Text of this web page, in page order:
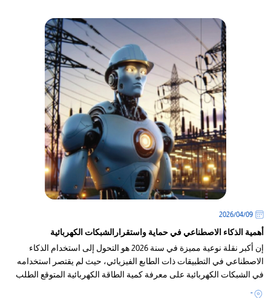
09‏/04‏/2026
أهمية الذكاء الاصطناعي في حماية واستقرارالشبكات الكهربائية
إن أكبر نقلة نوعية مميزة في سنة 2026 هو التحول إلى استخدام الذكاء
الاصطناعي في التطبيقات ذات الطابع الفيزيائي، حيث لم يقتصر استخدامه
في الشبكات الكهربائية على معرفة كمية الطاقة الكهربائية المتوقع الطلب
عليها-